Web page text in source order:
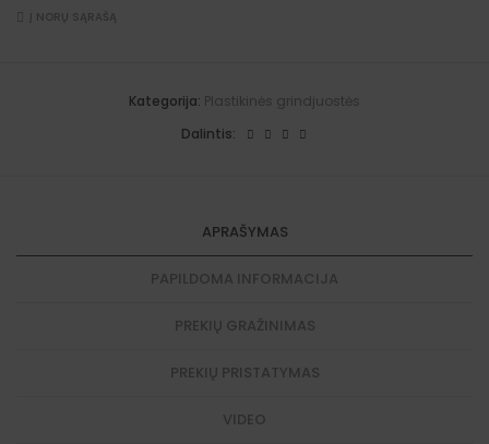
quantity
v
Į NORŲ SĄRAŠĄ
Kategorija: Plastikinės grindjuostės
Dalintis:
APRAŠYMAS
PAPILDOMA INFORMACIJA
PREKIŲ GRAŽINIMAS
PREKIŲ PRISTATYMAS
VIDEO